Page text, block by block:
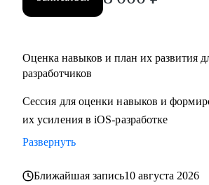
• Разобраться с разными подходами к
как их применять
Кому могу помочь:
• Juinior и Middle мобильным
• Любым IT-специалистам, кто хочет
• IT-лидам, кто недавно стал
Оценка навыков и план их развития
разработчиков
Сессия для оценки навыков и
их усиления в iOS-разработке
Развернуть
Ближайшая запись10 августа 2026